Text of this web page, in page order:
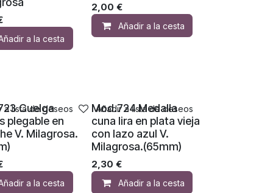
a la cesta
2,00 €
Añadir a la cesta
Cuelga
plegable en
V. Milagrosa.
a la cesta
a lista de deseos
Mod.724 Medalla
cuna lira en plata vieja
con lazo azul V.
Milagrosa.(65mm)
2,30 €
Añadir a la cesta
Añadir a lista de deseos